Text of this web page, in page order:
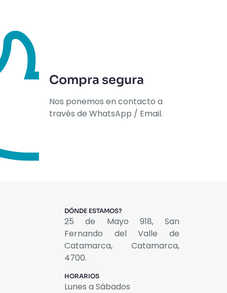
Compra segura
Nos ponemos en contacto a
través de WhatsApp / Email.
DÓNDE ESTAMOS?
25 de Mayo 918, San
Fernando del Valle de
Catamarca, Catamarca,
4700.
HORARIOS
Lunes a Sábados